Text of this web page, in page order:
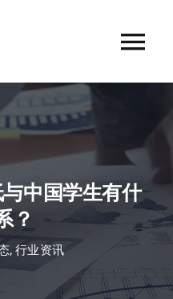
中国学生有什
？
行业资讯